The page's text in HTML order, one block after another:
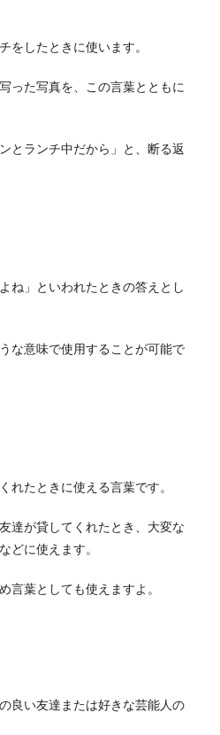
をしたときに使います。
った写真を、この言葉とともに
とランチ中だから」と、断る返
ね」といわれたときの答えとし
な意味で使用することが可能で
れたときに使える言葉です。
達が貸してくれたとき、大変な
どに使えます。
言葉としても使えますよ。
良い友達または好きな芸能人の